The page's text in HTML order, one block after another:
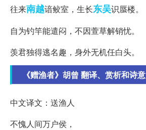
往来南越谙鲛室，生长东吴识蜃楼。
自为钓竿能遣闷，不因萱草解销忧。
羡君独得逃名趣，身外无机任白头。
《赠渔者》胡曾 翻译、赏析和诗意
中文译文：送渔人
不愧人间万户侯，